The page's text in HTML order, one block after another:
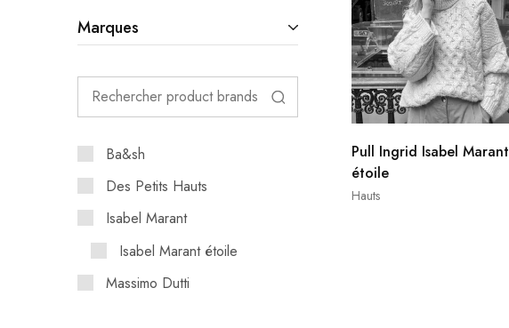
Hauts
Pull Ingrid Isabel Marant
étoile
Marques
Ba&sh
Des Petits Hauts
Isabel Marant
Isabel Marant étoile
Massimo Dutti